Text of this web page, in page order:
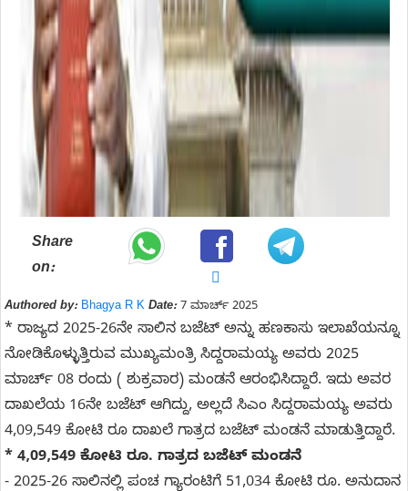
Share
on:
Authored by: Bhagya R K Date:7 ಮಾರ್ಚ್ 2025
* ರಾಜ್ಯದ 2025-26ನೇ ಸಾಲಿನ ಬಜೆಟ್‌ ಅನ್ನು ಹಣಕಾಸು ಇಲಾಖೆಯನ್ನೂ
ನೋಡಿಕೊಳ್ಳುತ್ತಿರುವ ಮುಖ್ಯಮಂತ್ರಿ ಸಿದ್ದರಾಮಯ್ಯ ಅವರು 2025
ಮಾರ್ಚ್ 08 ರಂದು ( ಶುಕ್ರವಾರ) ಮಂಡನೆ ಆರಂಭಿಸಿದ್ದಾರೆ. ಇದು ಅವರ
ದಾಖಲೆಯ 16ನೇ ಬಜೆಟ್‌ ಆಗಿದ್ದು, ಅಲ್ಲದೆ ಸಿಎಂ ಸಿದ್ದರಾಮಯ್ಯ ಅವರು
4,09,549 ಕೋಟಿ ರೂ ದಾಖಲೆ ಗಾತ್ರದ ಬಜೆಟ್ ಮಂಡನೆ ಮಾಡುತ್ತಿದ್ದಾರೆ.
* 4,09,549 ಕೋಟಿ ರೂ. ಗಾತ್ರದ ಬಜೆಟ್ ಮಂಡನೆ
- 2025-26 ಸಾಲಿನಲ್ಲಿ ಪಂಚ ಗ್ಯಾರಂಟಿಗೆ 51,034 ಕೋಟಿ ರೂ‌. ಅನುದಾನ